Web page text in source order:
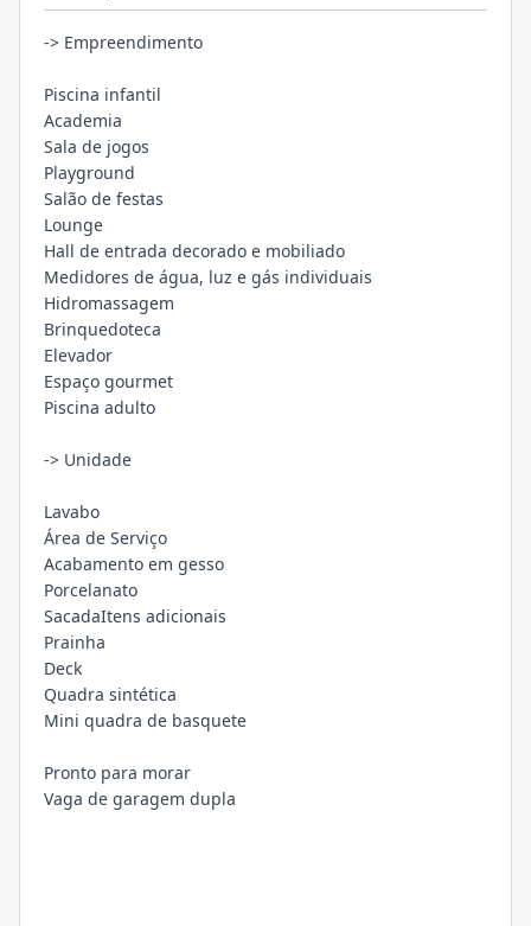
-> Empreendimento
Piscina infantil
Academia
Sala de jogos
Playground
Salão de festas
Lounge
Hall de entrada decorado e mobiliado
Medidores de água, luz e gás individuais
Hidromassagem
Brinquedoteca
Elevador
Espaço gourmet
Piscina adulto
-> Unidade
Lavabo
Área de Serviço
Acabamento em gesso
Porcelanato
SacadaItens adicionais
Prainha
Deck
Quadra sintética
Mini quadra de basquete
Pronto para morar
Vaga de garagem dupla